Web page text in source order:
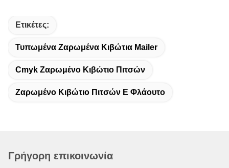
Ετικέτες:
Τυπωμένα Ζαρωμένα Κιβώτια Mailer
Cmyk Ζαρωμένο Κιβώτιο Πιτσών
Ζαρωμένο Κιβώτιο Πιτσών Ε Φλάουτο
Γρήγορη επικοινωνία